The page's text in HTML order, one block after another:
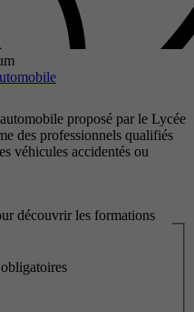
proposé par le Lycée
des professionnels qualifiés
véhicules accidentés ou
découvrir les formations